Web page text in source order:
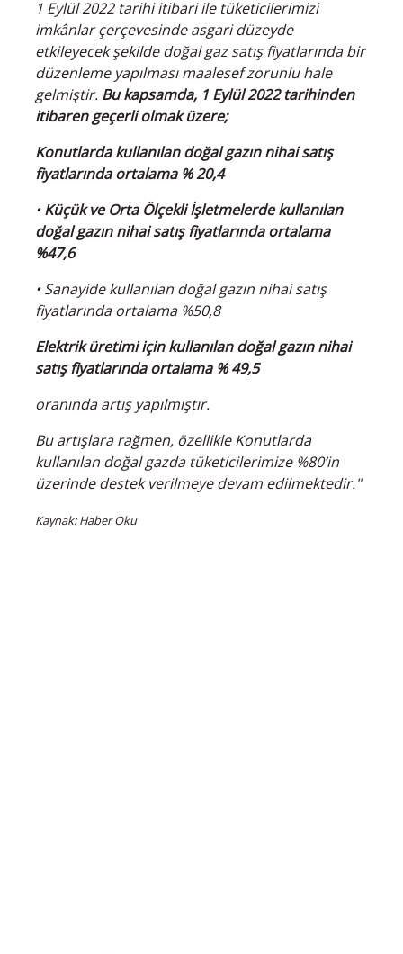
1 Eylül 2022 tarihi itibari ile tüketicilerimizi
imkânlar çerçevesinde asgari düzeyde
etkileyecek şekilde doğal gaz satış fiyatlarında bir
düzenleme yapılması maalesef zorunlu hale
gelmiştir. Bu kapsamda, 1 Eylül 2022 tarihinden
itibaren geçerli olmak üzere;
Konutlarda kullanılan doğal gazın nihai satış
fiyatlarında ortalama % 20,4
•Küçük ve Orta Ölçekli İşletmelerde kullanılan
doğal gazın nihai satış fiyatlarında ortalama
%47,6
• Sanayide kullanılan doğal gazın nihai satış
fiyatlarında ortalama %50,8
Elektrik üretimi için kullanılan doğal gazın nihai
satış fiyatlarında ortalama % 49,5
oranında artış yapılmıştır.
Bu artışlara rağmen, özellikle Konutlarda
kullanılan doğal gazda tüketicilerimize %80’in
üzerinde destek verilmeye devam edilmektedir."
Kaynak: Haber Oku